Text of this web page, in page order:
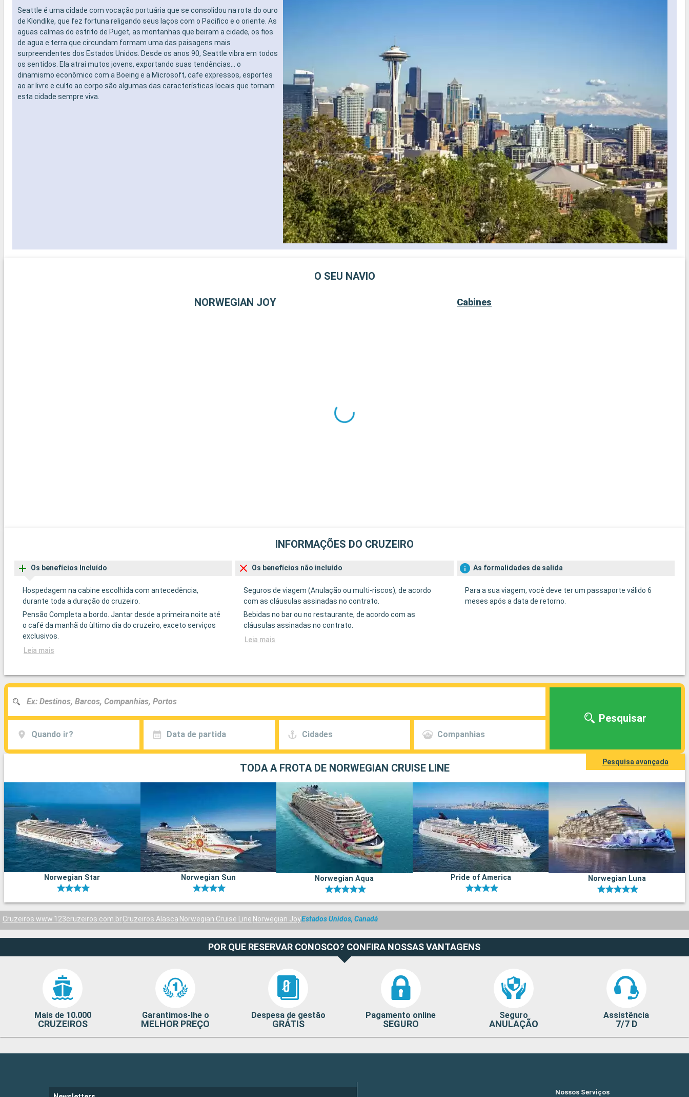
Seattle é uma cidade com vocação portuária que se consolidou na rota do ouro
de Klondike, que fez fortuna religando seus laços com o Pacifico e o oriente. As
aguas calmas do estrito de Puget, as montanhas que beiram a cidade, os fios
de agua e terra que circundam formam uma das paisagens mais
surpreendentes dos Estados Unidos. Desde os anos 90, Seattle vibra em todos
os sentidos. Ela atrai mutos jovens, exportando suas tendências... o
dinamismo econômico com a Boeing e a Microsoft, cafe expressos, esportes
ao ar livre e culto ao corpo são algumas das características locais que tornam
esta cidade sempre viva.
O SEU NAVIO
NORWEGIAN JOY Cabines
INFORMAÇÕES DO CRUZEIRO
Os benefícios Incluído
Hospedagem na cabine escolhida com antecedência,
durante toda a duração do cruzeiro.
Pensão Completa a bordo. Jantar desde a primeira noite até
o café da manhã do ùltimo dia do cruzeiro, exceto serviços
exclusivos.
Leia mais
Os benefícios não incluído
Seguros de viagem (Anulação ou multi-riscos), de acordo
com as cláusulas assinadas no contrato.
Bebidas no bar ou no restaurante, de acordo com as
cláusulas assinadas no contrato.
Leia mais
As formalidades de salida
Para a sua viagem, você deve ter um passaporte válido 6
meses após a data de retorno.
Quando ir? Data de partida Cidades Companhias
Pesquisar
Pesquisa avançada
TODA A FROTA DE NORWEGIAN CRUISE LINE
Norwegian Star Norwegian Sun Norwegian Aqua Pride of America Norwegian Luna
Cruzeiros www.123cruzeiros.com.brCruzeiros Alasca Norwegian Cruise Line Norwegian JoyEstados Unidos, Canadá
POR QUE RESERVAR CONOSCO? CONFIRA NOSSAS VANTAGENS
Mais de 10.000
CRUZEIROS
Garantimos-lhe o
MELHOR PREÇO
Despesa de gestão
GRÁTIS
Pagamento online
SEGURO
Seguro
ANULAÇÃO
Assistência
7/7 D
Nossos Serviços